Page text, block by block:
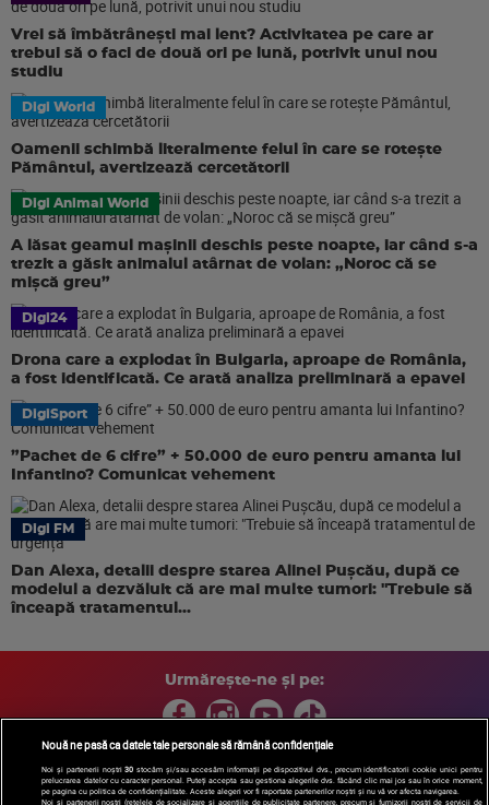
Vrei să îmbătrânești mai lent? Activitatea pe care ar
trebui să o faci de două ori pe lună, potrivit unui nou
studiu
Digi World
Oamenii schimbă literalmente felul în care se rotește
Pământul, avertizează cercetătorii
Digi Animal World
A lăsat geamul mașinii deschis peste noapte, iar când s-a
trezit a găsit animalul atârnat de volan: „Noroc că se
mișcă greu”
Digi24
Drona care a explodat în Bulgaria, aproape de România,
a fost identificată. Ce arată analiza preliminară a epavei
DigiSport
”Pachet de 6 cifre” + 50.000 de euro pentru amanta lui
Infantino? Comunicat vehement
Digi FM
Dan Alexa, detalii despre starea Alinei Pușcău, după ce
modelul a dezvăluit că are mai multe tumori: "Trebuie să
înceapă tratamentul...
Urmărește-ne și pe:
Copyright © 2026 / DIGI ROMANIA S.A.
Nouă ne pasă ca datele tale personale să rămână confidențiale
Noi și partenerii noștri30 stocăm și/sau accesăm informații pe dispozitivul dvs., precum identificatorii cookie unici pentru
prelucrarea datelor cu caracter personal. Puteți accepta sau gestiona alegerile dvs. făcând clic mai jos sau în orice moment,
pe pagina cu politica de confidențialitate. Aceste alegeri vor fi raportate partenerilor noștri și nu vă vor afecta navigarea.
Noi si partenerii nostri (retelele de socializare si agentiile de publicitate partenere, precum si furnizorii nostri de servicii de